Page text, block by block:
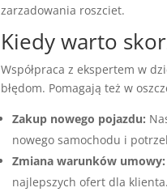
zarzadowania roszciet.
Kiedy warto
Współpraca z ekspertem w
błędom. Pomagają też w
Zakup nowego pojazdu:
nowego samochodu i
Zmiana warunków umowy:
najlepszych ofert dla klienta.